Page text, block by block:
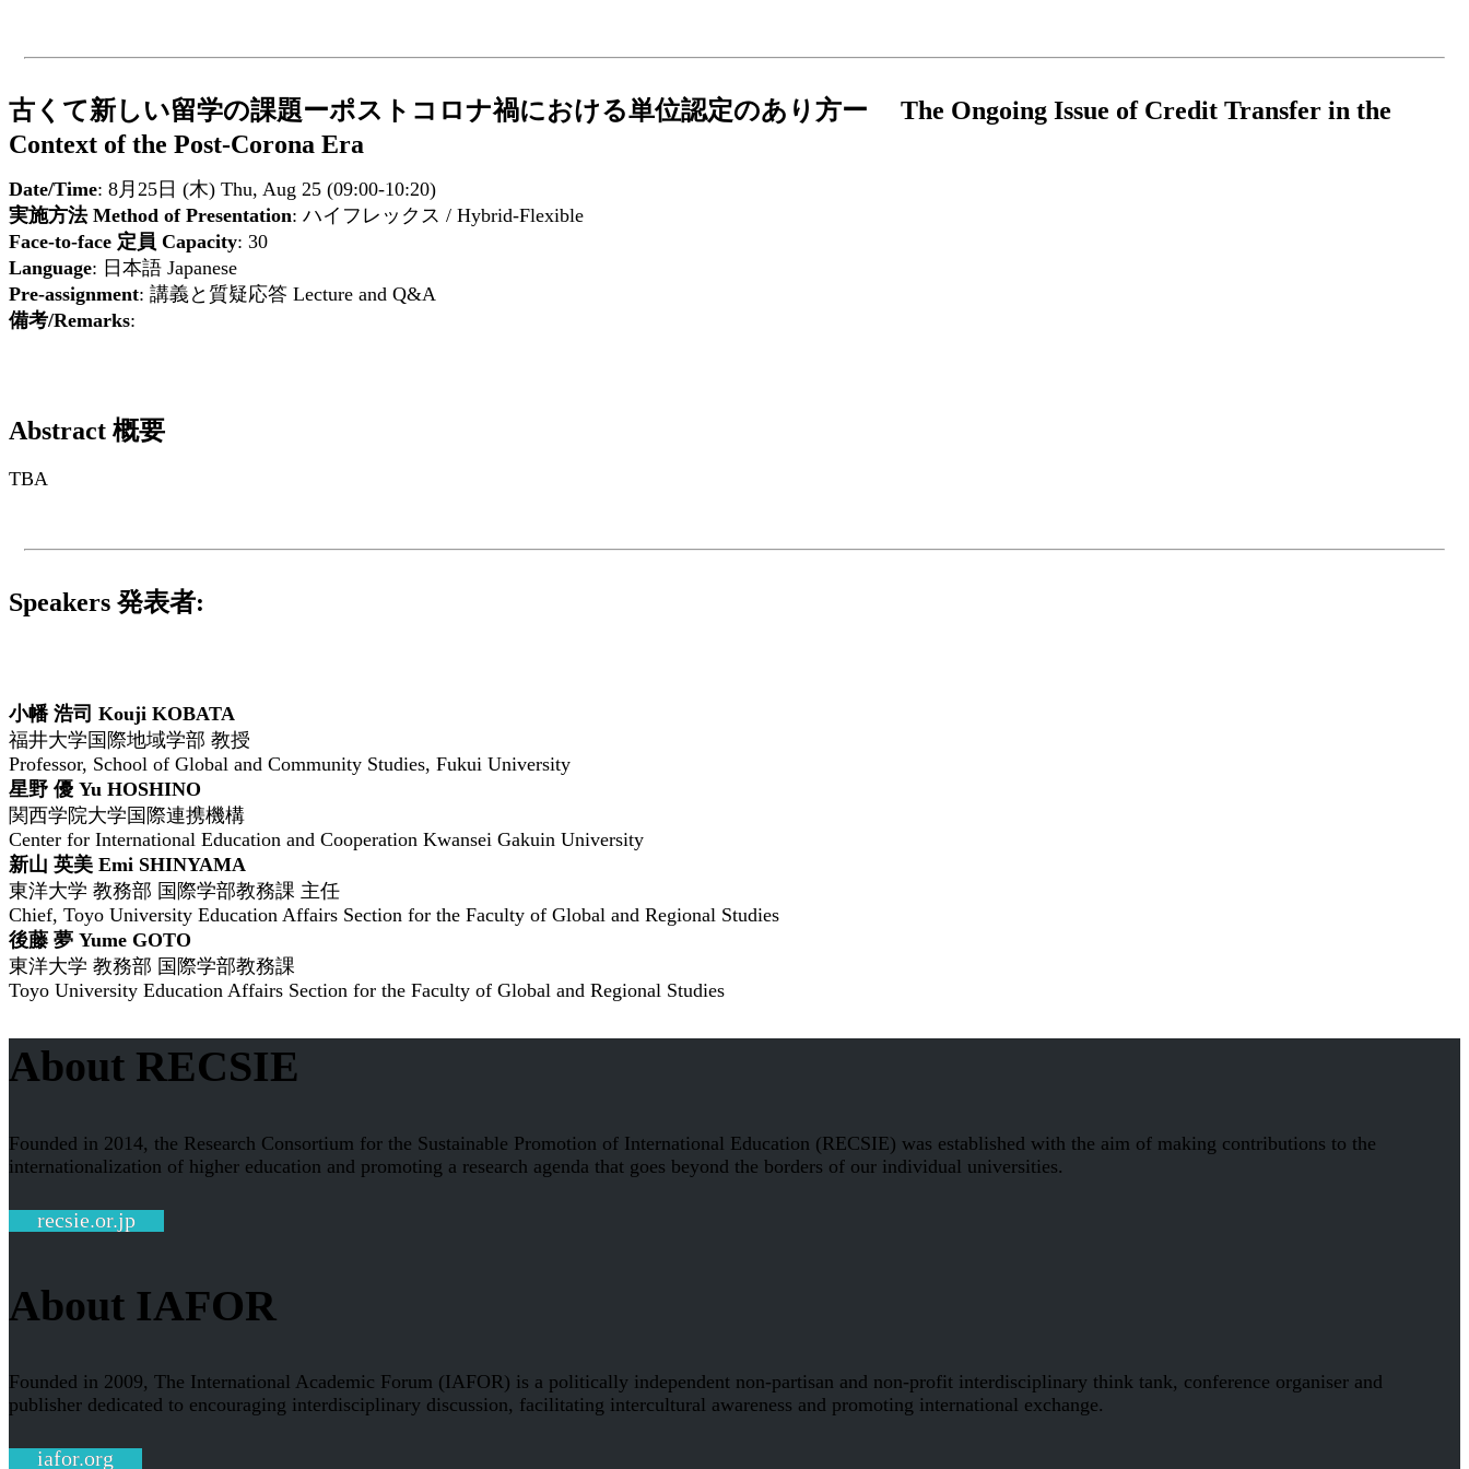
古くて新しい留学の課題ーポストコロナ禍における単位認定のあり方ー The Ongoing Issue of Credit Transfer in the
Context of the Post-Corona Era
Date/Time: 8月25日 (木) Thu, Aug 25 (09:00-10:20)
実施方法 Method of Presentation: ハイフレックス / Hybrid-Flexible
Face-to-face 定員 Capacity: 30
Language: 日本語 Japanese
Pre-assignment: 講義と質疑応答 Lecture and Q&A
備考/Remarks:
Abstract 概要
TBA
Speakers 発表者:
小幡 浩司 Kouji KOBATA
福井大学国際地域学部 教授
Professor, School of Global and Community Studies, Fukui University
星野 優 Yu HOSHINO
関西学院大学国際連携機構
Center for International Education and Cooperation Kwansei Gakuin University
新山 英美 Emi SHINYAMA
東洋大学 教務部 国際学部教務課 主任
Chief, Toyo University Education Affairs Section for the Faculty of Global and Regional Studies
後藤 夢 Yume GOTO
東洋大学 教務部 国際学部教務課
Toyo University Education Affairs Section for the Faculty of Global and Regional Studies
About RECSIE
Founded in 2014, the Research Consortium for the Sustainable Promotion of International Education (RECSIE) was established with the aim of making contributions to the
internationalization of higher education and promoting a research agenda that goes beyond the borders of our individual universities.
recsie.or.jp
About IAFOR
Founded in 2009, The International Academic Forum (IAFOR) is a politically independent non-partisan and non-profit interdisciplinary think tank, conference organiser and
publisher dedicated to encouraging interdisciplinary discussion, facilitating intercultural awareness and promoting international exchange.
iafor.org